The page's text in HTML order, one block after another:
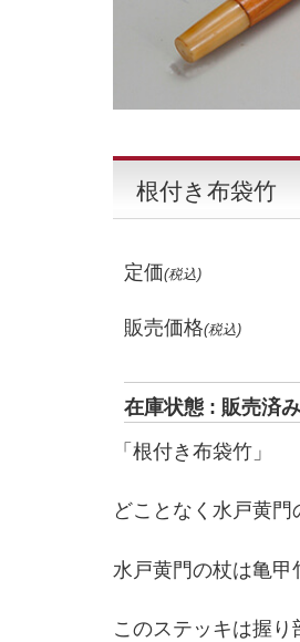
根付き布袋竹
定価(税込)
販売価格(税込)
在庫状態 : 販売済み
「根付き布袋竹」
どことなく水戸黄門
水戸黄門の杖は亀
このステッキは握り